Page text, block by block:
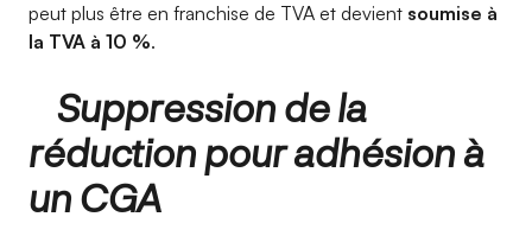
peut plus être en franchise de TVA et devient soumise à
la TVA à 10 %.
Suppression de la
réduction pour adhésion à
un CGA